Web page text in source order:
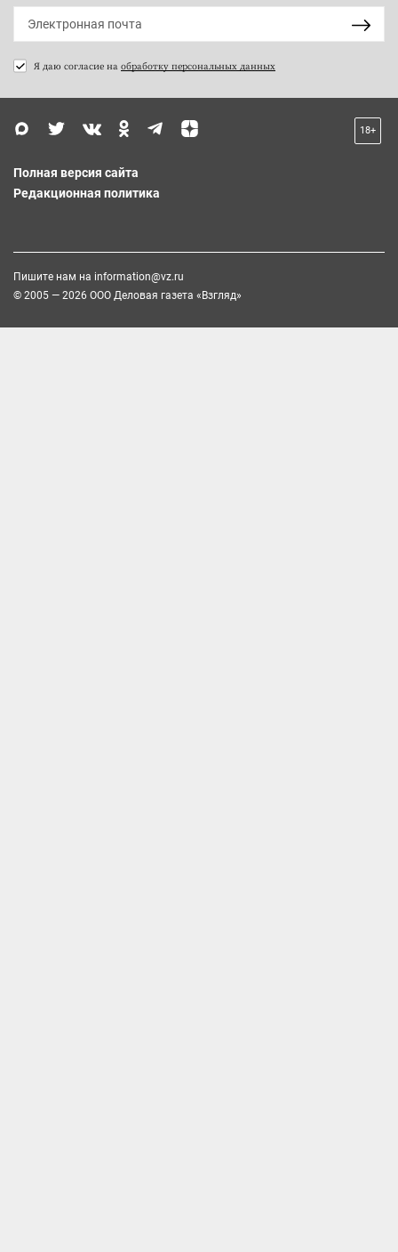
Я даю согласие на обработку персональных данных
18+
Полная версия сайта
Редакционная политика
Пишите нам на information@vz.ru
© 2005 — 2026 ООО Деловая газета «Взгляд»